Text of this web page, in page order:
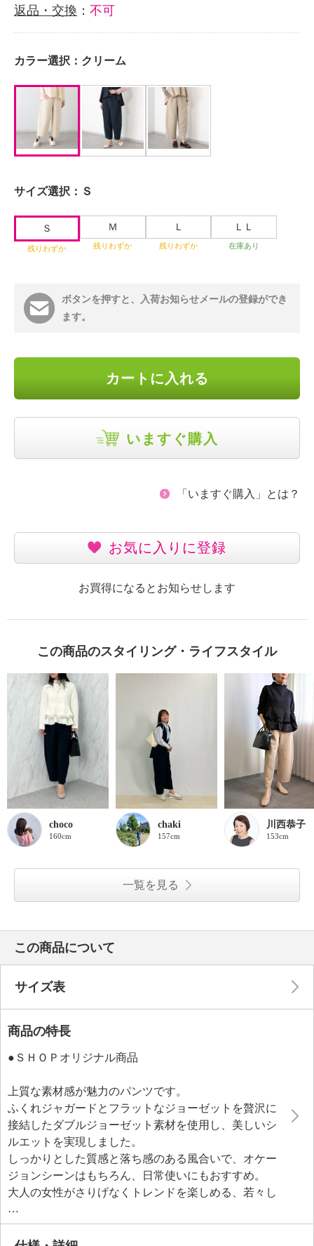
返品・交換 ： 不可
カラー選択： クリーム
サイズ選択： Ｓ
Ｓ
残りわずか
Ｍ
残りわずか
Ｌ
残りわずか
ＬＬ
在庫あり
ボタンを押すと、入荷お知らせメールの登録ができ
ます。
カートに入れる
いますぐ購入
「いますぐ購入」とは？
お気に入りに登録
お買得になるとお知らせします
この商品のスタイリング・ライフスタイル
choco
160cm
chaki
157cm
川西恭子
153cm
一覧を見る
この商品について
サイズ表
商品の特長
●ＳＨＯＰオリジナル商品
上質な素材感が魅力のパンツです。
ふくれジャガードとフラットなジョーゼットを贅沢に
接結したダブルジョーゼット素材を使用し、美しいシ
ルエットを実現しました。
しっかりとした質感と落ち感のある風合いで、オケー
ジョンシーンはもちろん、日常使いにもおすすめ。
大人の女性がさりげなくトレンドを楽しめる、若々し
いスタイリングにぴったりの一着です。